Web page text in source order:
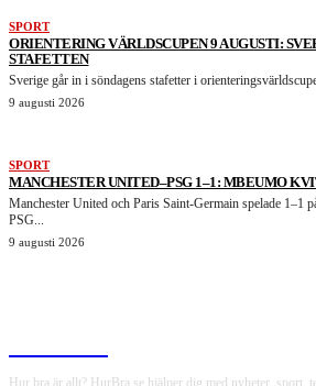
SPORT
ORIENTERING VÄRLDSCUPEN 9 AUGUSTI:
STAFETTEN
Sverige går in i söndagens stafetter i
9 augusti 2026
SPORT
MANCHESTER UNITED–PSG 1–1: MBEUMO
Manchester United och Paris Saint-Germain spelade 1–1
PSG...
9 augusti 2026
Hur bra är allt? HurBra.se hjälper dig med nyheter, sport,